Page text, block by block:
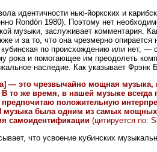
идентичности нью-йоркских и
Rondón 1980). Поэтому нет
музыки, заслуживает комментария.
и за то, что она чрезмерно
по происхождению или нет, —
рока и помогающее им преодолеть
наследие. Как указывает Фрэнк
— это чрезвычайно мощная
В то же время, в нашей музыке
положительную
была одним из самых мощных
самоидентификации (цитируется по:
что усвоение кубинских